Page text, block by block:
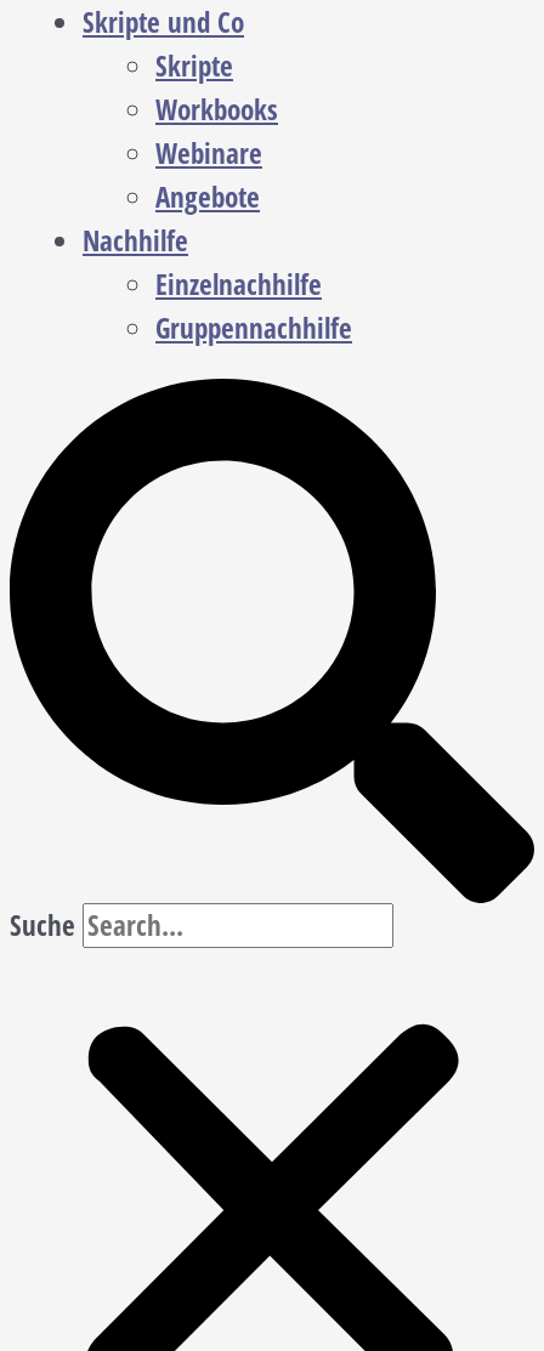
Skripte und Co
Skripte
Workbooks
Webinare
Angebote
Nachhilfe
Einzelnachhilfe
Gruppennachhilfe
Suche